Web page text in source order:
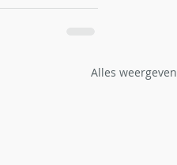
Alles weergeven